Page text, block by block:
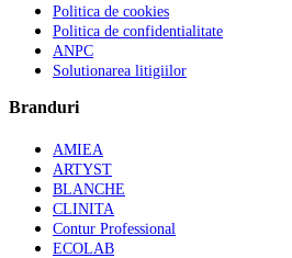
Politica de cookies
Politica de confidentialitate
ANPC
Solutionarea litigiilor
Branduri
AMIEA
ARTYST
BLANCHE
CLINITA
Contur Professional
ECOLAB